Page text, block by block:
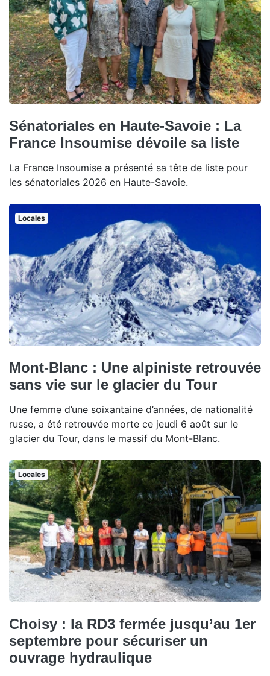
Sénatoriales en Haute-Savoie : La
France Insoumise dévoile sa liste
La France Insoumise a présenté sa tête de liste pour
les sénatoriales 2026 en Haute-Savoie.
Locales
Mont-Blanc : Une alpiniste retrouvée
sans vie sur le glacier du Tour
Une femme d’une soixantaine d’années, de nationalité
russe, a été retrouvée morte ce jeudi 6 août sur le
glacier du Tour, dans le massif du Mont-Blanc.
Locales
Choisy : la RD3 fermée jusqu’au 1er
septembre pour sécuriser un
ouvrage hydraulique